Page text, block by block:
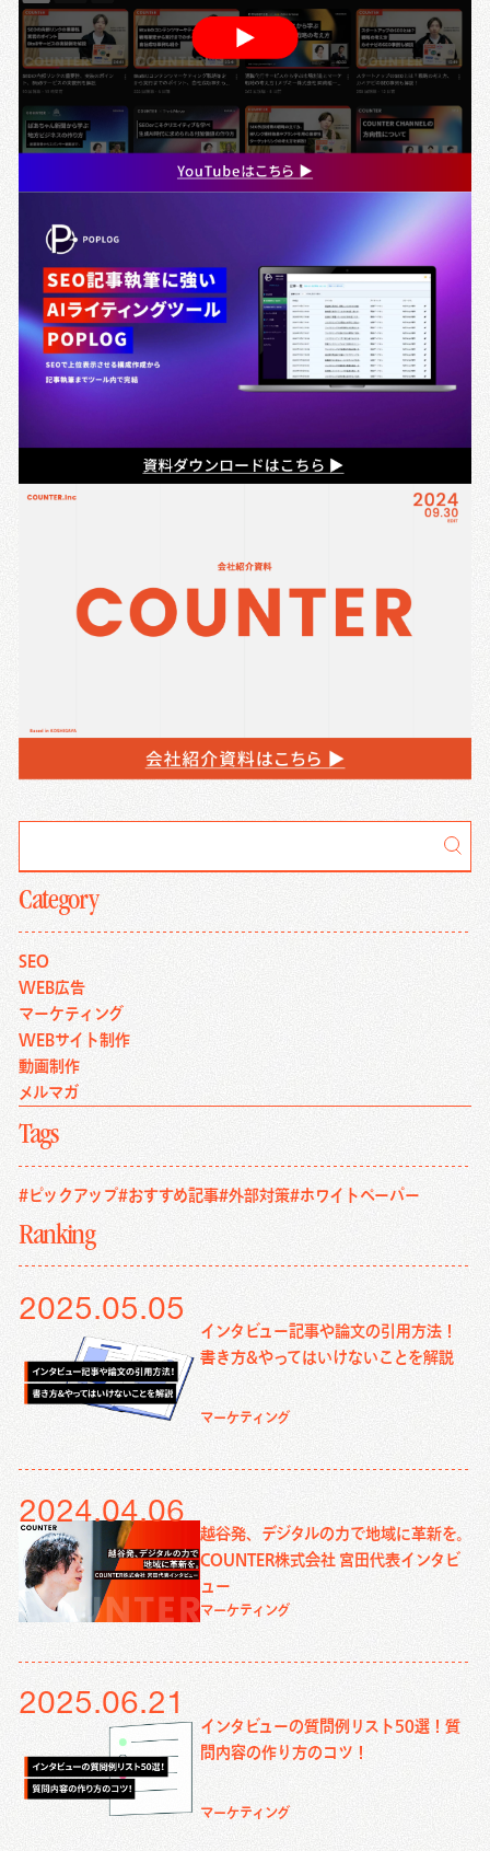
Category
SEO
WEB広告
マーケティング
WEBサイト制作
動画制作
メルマガ
Tags
#ピックアップ#おすすめ記事#外部対策#ホワイトペーパー
Ranking
2025.05.05
インタビュー記事や論文の引用方法！
書き方&やってはいけないことを解説
マーケティング
2024.04.06
越谷発、デジタルの力で地域に革新を。
COUNTER株式会社 宮田代表インタビ
ュー
マーケティング
2025.06.21
インタビューの質問例リスト50選！質
問内容の作り方のコツ！
マーケティング